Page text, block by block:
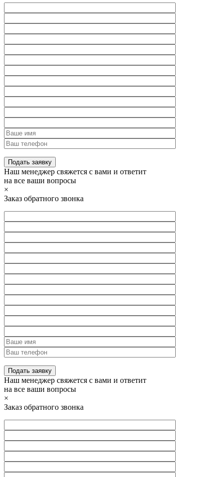
Наш менеджер свяжется с вами и ответит
на все ваши вопросы
×
Заказ обратного звонка
Наш менеджер свяжется с вами и ответит
на все ваши вопросы
×
Заказ обратного звонка